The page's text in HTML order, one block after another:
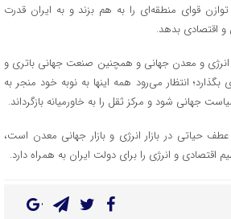
قوای منطقه‌ای را به هم بزند و به ایران قدرت
و اقتصادی بدهد.
انرژی و معدن جهانی و همچنین صنعت جهانی باتری و
بگذارد؛ انتظار می‌رود همه اینها به نوبه خود منجر به
جهانی شود و مرکز ثقل را به خاورمیانه بازگرداند.
حیاتی در بازار انرژی و بازار جهانی معدن است،
و انرژی را برای دولت ایران به همراه دارد.